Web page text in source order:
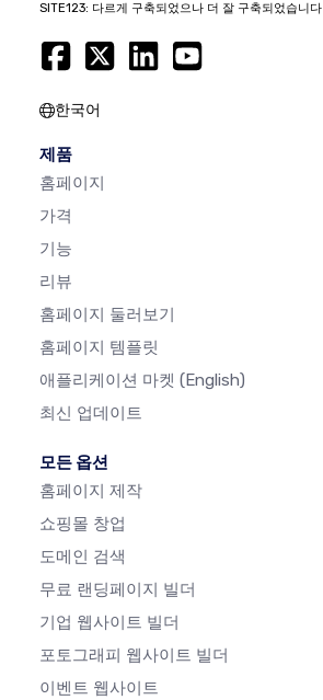
SITE123: 다르게 구축되었으나 더 잘 구축되었습니다
한국어
제품
홈페이지
가격
기능
리뷰
홈페이지 둘러보기
홈페이지 템플릿
애플리케이션 마켓 (English)
최신 업데이트
모든 옵션
홈페이지 제작
쇼핑몰 창업
도메인 검색
무료 랜딩페이지 빌더
기업 웹사이트 빌더
포토그래피 웹사이트 빌더
이벤트 웹사이트